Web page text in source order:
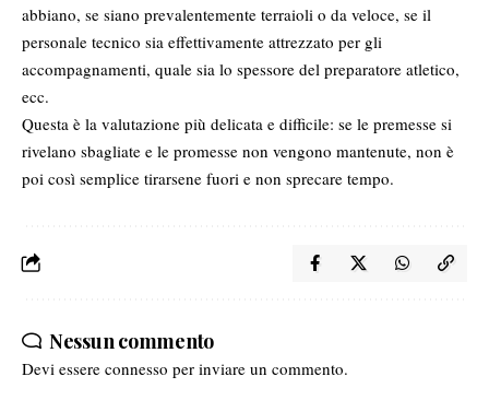
abbiano, se siano prevalentemente terraioli o da veloce, se il
personale tecnico sia effettivamente attrezzato per gli
accompagnamenti, quale sia lo spessore del preparatore atletico,
ecc.
Questa è la valutazione più delicata e difficile: se le premesse si
rivelano sbagliate e le promesse non vengono mantenute, non è
poi così semplice tirarsene fuori e non sprecare tempo.
Nessun commento
Devi essere connesso per inviare un commento.